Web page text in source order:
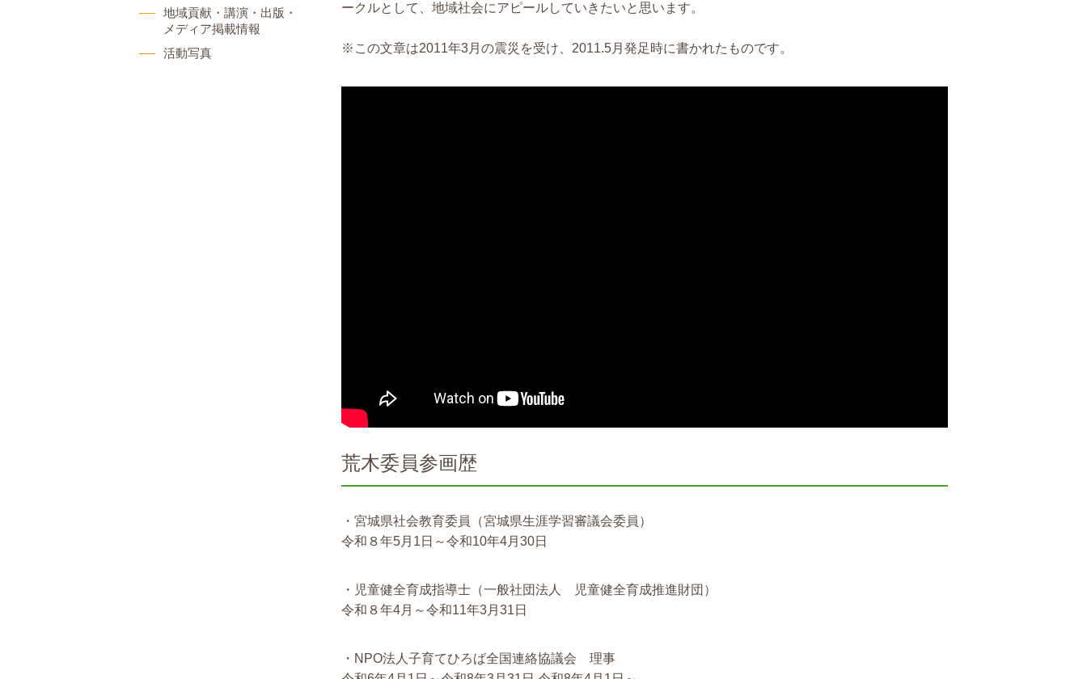
ークルとして、地域社会にアピールしていきたいと思います。
※この文章は2011年3月の震災を受け、2011.5月発足時に書かれたものです。
荒木委員参画歴
・宮城県社会教育委員（宮城県生涯学習審議会委員）
令和８年5月1日～令和10年4月30日
・児童健全育成指導士（一般社団法人 児童健全育成推進財団）
令和８年4月～令和11年3月31日
・NPO法人子育てひろば全国連絡協議会 理事
地域貢献・講演・出版・
メディア掲載情報
活動写真